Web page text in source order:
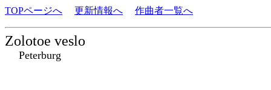
TOPページへ 更新情報へ 作曲者一覧へ
Zolotoe veslo
Peterburg